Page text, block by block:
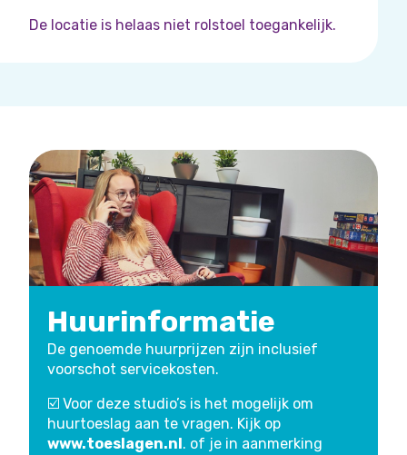
De locatie is helaas niet rolstoel toegankelijk.
Huurinformatie
De genoemde huurprijzen zijn inclusief
voorschot servicekosten.
☑️ Voor deze studio’s is het mogelijk om
huurtoeslag aan te vragen. Kijk op
www.toeslagen.nl. of je in aanmerking